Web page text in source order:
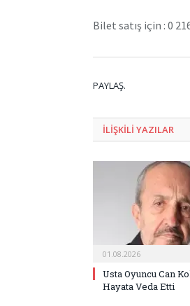
Bilet satış için : 0
PAYLAŞ.
ILIŞKILI YAZILAR
01.08.2026
Usta Oyuncu Can
Hayata Veda Etti